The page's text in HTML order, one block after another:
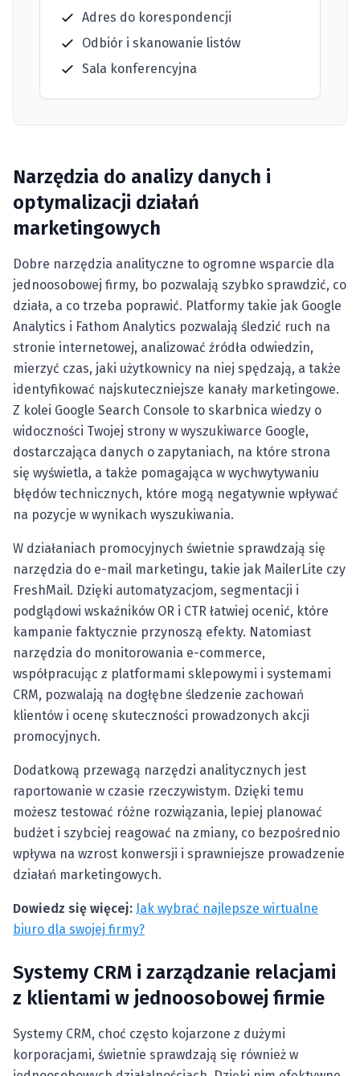
Adres do korespondencji
Odbiór i skanowanie listów
Sala konferencyjna
Narzędzia do analizy danych i
optymalizacji działań
marketingowych
Dobre narzędzia analityczne to ogromne wsparcie dla
jednoosobowej firmy, bo pozwalają szybko sprawdzić, co
działa, a co trzeba poprawić. Platformy takie jak Google
Analytics i Fathom Analytics pozwalają śledzić ruch na
stronie internetowej, analizować źródła odwiedzin,
mierzyć czas, jaki użytkownicy na niej spędzają, a także
identyfikować najskuteczniejsze kanały marketingowe.
Z kolei Google Search Console to skarbnica wiedzy o
widoczności Twojej strony w wyszukiwarce Google,
dostarczająca danych o zapytaniach, na które strona
się wyświetla, a także pomagająca w wychwytywaniu
błędów technicznych, które mogą negatywnie wpływać
na pozycje w wynikach wyszukiwania.
W działaniach promocyjnych świetnie sprawdzają się
narzędzia do e-mail marketingu, takie jak MailerLite czy
FreshMail. Dzięki automatyzacjom, segmentacji i
podglądowi wskaźników OR i CTR łatwiej ocenić, które
kampanie faktycznie przynoszą efekty. Natomiast
narzędzia do monitorowania e-commerce,
współpracując z platformami sklepowymi i systemami
CRM, pozwalają na dogłębne śledzenie zachowań
klientów i ocenę skuteczności prowadzonych akcji
promocyjnych.
Dodatkową przewagą narzędzi analitycznych jest
raportowanie w czasie rzeczywistym. Dzięki temu
możesz testować różne rozwiązania, lepiej planować
budżet i szybciej reagować na zmiany, co bezpośrednio
wpływa na wzrost konwersji i sprawniejsze prowadzenie
działań marketingowych.
Dowiedz się więcej: Jak wybrać najlepsze wirtualne
biuro dla swojej firmy?
Systemy CRM i zarządzanie relacjami
z klientami w jednoosobowej firmie
Systemy CRM, choć często kojarzone z dużymi
korporacjami, świetnie sprawdzają się również w